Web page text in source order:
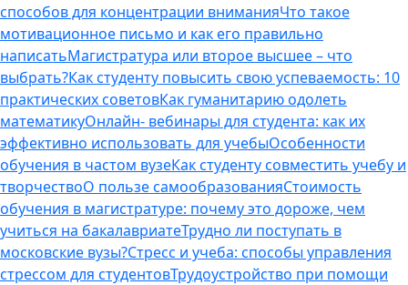
способов для концентрации вниманияЧто такое
мотивационное письмо и как его правильно
написатьМагистратура или второе высшее – что
выбрать?Как студенту повысить свою успеваемость: 10
практических советовКак гуманитарию одолеть
математикуОнлайн- вебинары для студента: как их
эффективно использовать для учебыОсобенности
обучения в частом вузеКак студенту совместить учебу и
творчествоО пользе самообразованияСтоимость
обучения в магистратуре: почему это дороже, чем
учиться на бакалавриатеТрудно ли поступать в
московские вузы?Стресс и учеба: способы управления
стрессом для студентовТрудоустройство при помощи